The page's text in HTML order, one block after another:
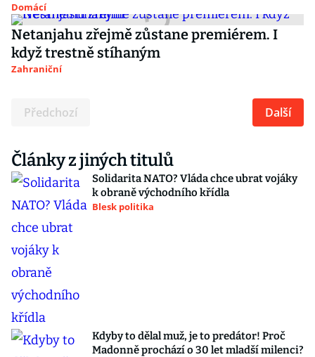
Domácí
Netanjahu zřejmě zůstane premiérem. I
když trestně stíhaným
Zahraniční
Předchozí Další
Články z jiných titulů
Solidarita NATO? Vláda chce ubrat vojáky
k obraně východního křídla
Blesk politika
Kdyby to dělal muž, je to predátor! Proč
Madonně prochází o 30 let mladší milenci?